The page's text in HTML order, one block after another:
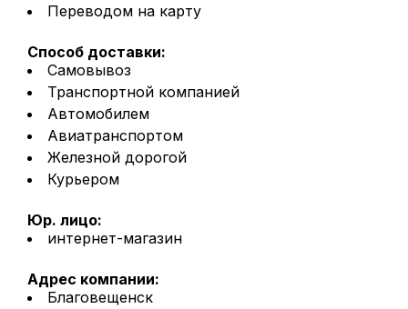
Переводом на карту
Способ доставки:
Самовывоз
Транспортной компанией
Автомобилем
Авиатранспортом
Железной дорогой
Курьером
Юр. лицо:
интернет-магазин
Адрес компании:
Благовещенск